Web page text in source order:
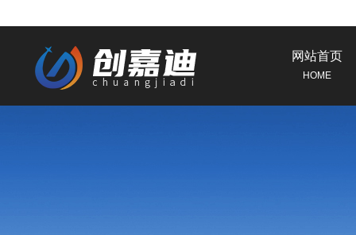
网站首页
HOME